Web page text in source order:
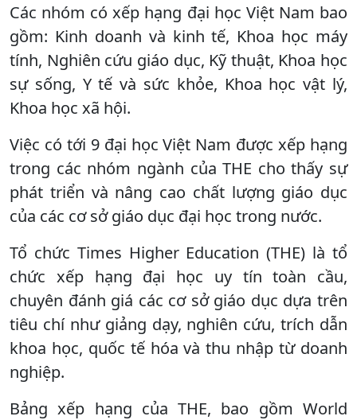
Các nhóm có xếp hạng đại học Việt Nam bao
gồm: Kinh doanh và kinh tế, Khoa học máy
tính, Nghiên cứu giáo dục, Kỹ thuật, Khoa học
sự sống, Y tế và sức khỏe, Khoa học vật lý,
Khoa học xã hội.
Việc có tới 9 đại học Việt Nam được xếp hạng
trong các nhóm ngành của THE cho thấy sự
phát triển và nâng cao chất lượng giáo dục
của các cơ sở giáo dục đại học trong nước.
Tổ chức Times Higher Education (THE) là tổ
chức xếp hạng đại học uy tín toàn cầu,
chuyên đánh giá các cơ sở giáo dục dựa trên
tiêu chí như giảng dạy, nghiên cứu, trích dẫn
khoa học, quốc tế hóa và thu nhập từ doanh
nghiệp.
Bảng xếp hạng của THE, bao gồm World